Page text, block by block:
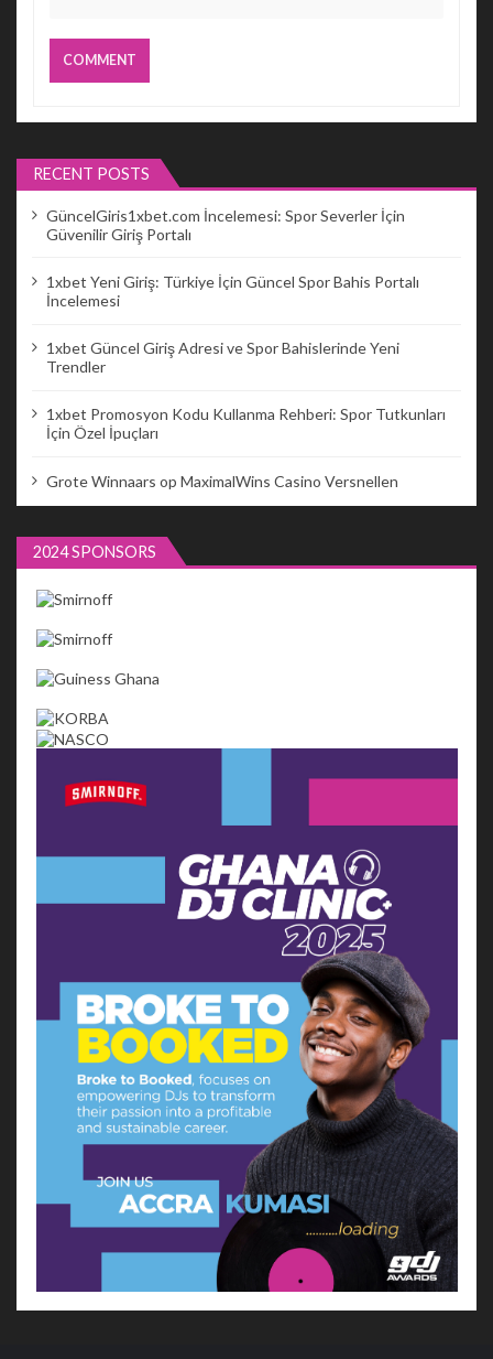
RECENT POSTS
GüncelGiris1xbet.com İncelemesi: Spor Severler İçin
Güvenilir Giriş Portalı
1xbet Yeni Giriş: Türkiye İçin Güncel Spor Bahis Portalı
İncelemesi
1xbet Güncel Giriş Adresi ve Spor Bahislerinde Yeni
Trendler
1xbet Promosyon Kodu Kullanma Rehberi: Spor Tutkunları
İçin Özel İpuçları
Grote Winnaars op MaximalWins Casino Versnellen
2024 SPONSORS